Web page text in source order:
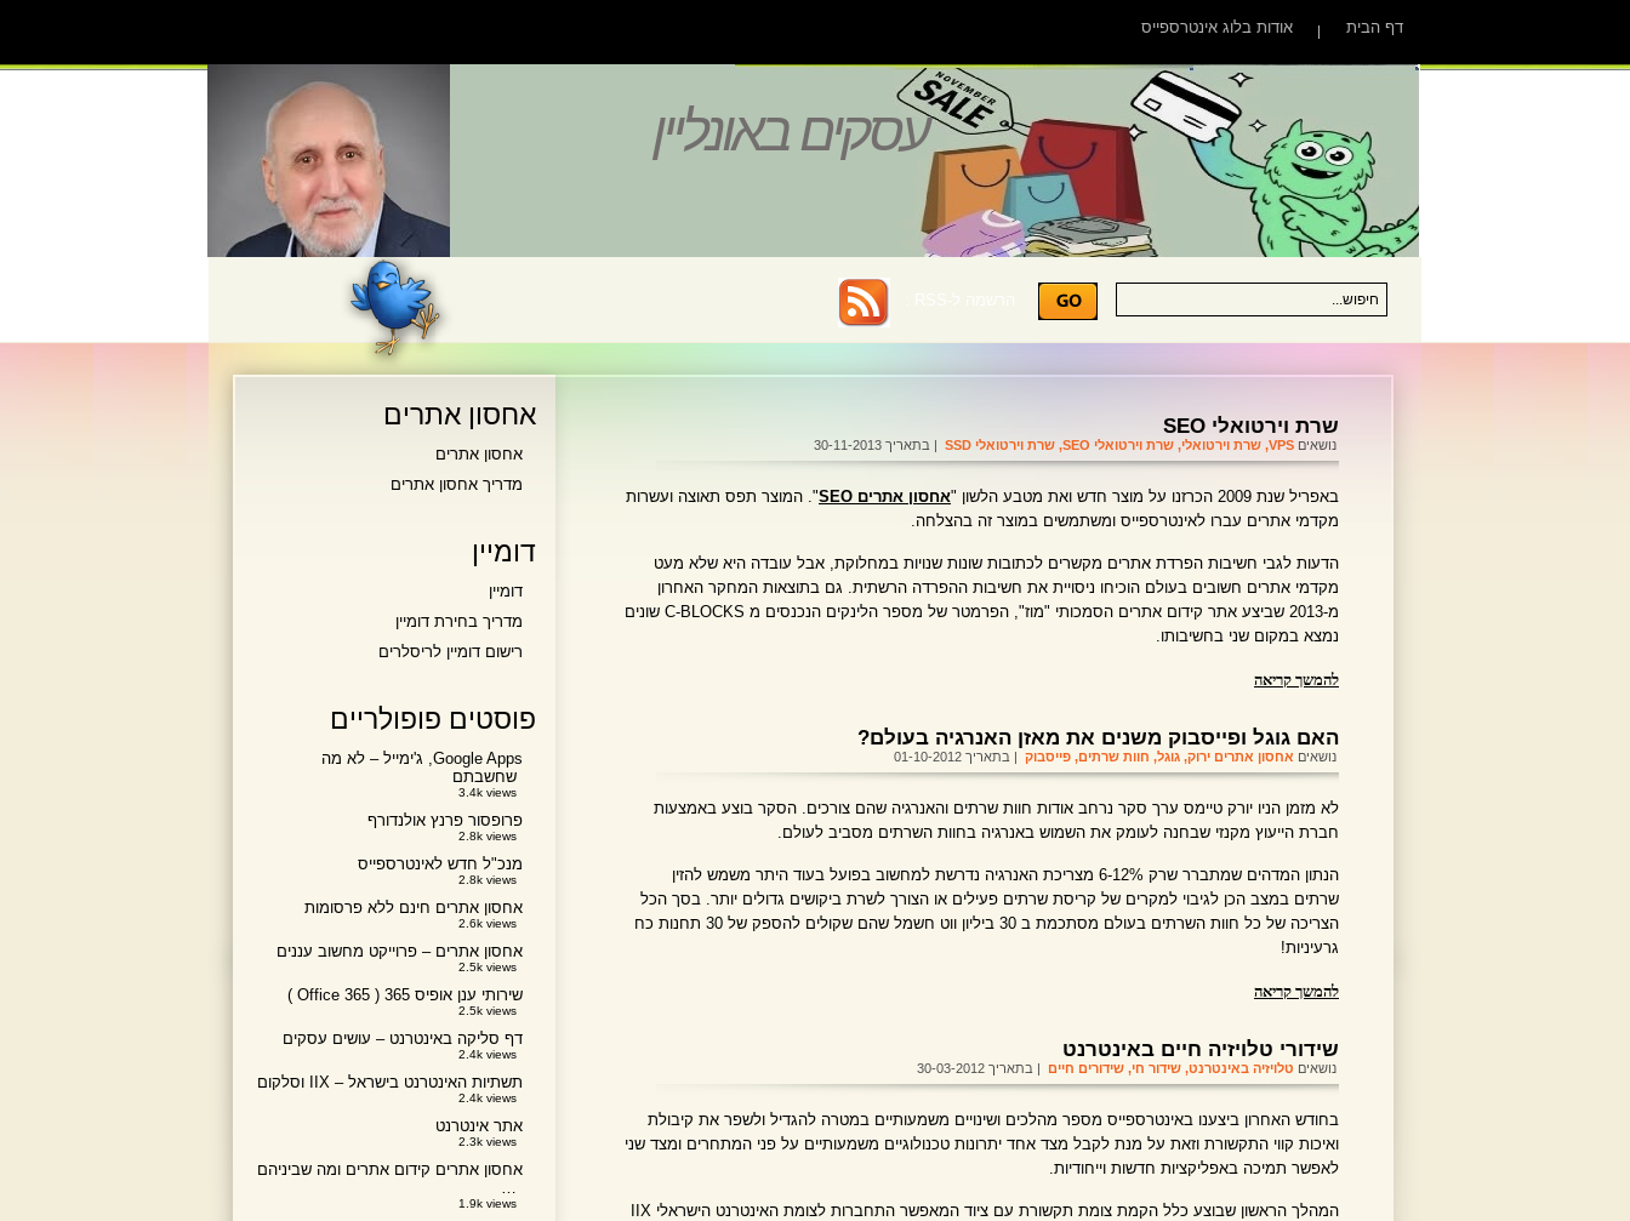
דף הבית אודות בלוג אינטרספייס
עסקים באונליין
שרת וירטואלי SEO
נושאים VPS
, שרת וירטואלי, שרת וירטואלי SEO , שרת וירטואלי SSD | בתאריך 30-11-2013
באפריל שנת 2009 הכרזנו על מוצר חדש ואת מטבע הלשון " אחסון אתרים SEO
". המוצר תפס תאוצה ועשרות
מקדמי אתרים עברו לאינטרספייס ומשתמשים במוצר זה בהצלחה.
הדעות לגבי חשיבות הפרדת אתרים מקשרים לכתובות שונות שנויות במחלוקת, אבל עובדה היא שלא מעט
מקדמי אתרים חשובים בעולם הוכיחו ניסויית את חשיבות ההפרדה הרשתית. גם בתוצאות המחקר האחרון
מ-2013 שביצע אתר קידום אתרים הסמכותי "מוז", הפרמטר של מספר הלינקים הנכנסים מ C-BLOCKS שונים
נמצא במקום שני בחשיבותו.
להמשך קריאה
האם גוגל ופייסבוק משנים את מאזן האנרגיה בעולם?
נושאים אחסון אתרים ירוק, גוגל, חוות שרתים, פייסבוק | בתאריך 01-10-2012
לא מזמן הניו יורק טיימס ערך סקר נרחב אודות חוות שרתים והאנרגיה שהם צורכים. הסקר בוצע באמצעות
חברת הייעוץ מקנזי שבחנה לעומק את השמוש באנרגיה בחוות השרתים מסביב לעולם.
הנתון המדהים שמתברר שרק 6-12% מצריכת האנרגיה נדרשת למחשוב בפועל בעוד היתר משמש להזין
שרתים במצב הכן לגיבוי למקרים של קריסת שרתים פעילים או הצורך לשרת ביקושים גדולים יותר. בסך הכל
הצריכה של כל חוות השרתים בעולם מסתכמת ב 30 ביליון ווט חשמל שהם שקולים להספק של 30 תחנות כח
גרעיניות!
להמשך קריאה
שידורי טלויזיה חיים באינטרנט
נושאים טלויזיה באינטרנט, שידור חי, שידורים חיים | בתאריך 30-03-2012
בחודש האחרון ביצענו באינטרספייס מספר מהלכים ושינויים משמעותיים במטרה להגדיל ולשפר את קיבולת
ואיכות קווי התקשורת וזאת על מנת לקבל מצד אחד יתרונות טכנולוגיים משמעותיים על פני המתחרים ומצד שני
לאפשר תמיכה באפליקציות חדשות וייחודיות.
המהלך הראשון שבוצע כלל הקמת צומת תקשורת עם ציוד המאפשר התחברות לצומת האינטרנט הישראלי IIX
אחסון אתרים
אחסון אתרים
מדריך אחסון אתרים
דומיין
דומיין
מדריך בחירת דומיין
רישום דומיין לריסלרים
פוסטים פופולריים
Google Apps, ג'ימייל – לא מה
שחשבתם
3.4k views
פרופסור פרנץ אולנדורף
2.8k views
מנכ"ל חדש לאינטרספייס
2.8k views
אחסון אתרים חינם ללא פרסומות
2.6k views
אחסון אתרים – פרוייקט מחשוב עננים
2.5k views
שירותי ענן אופיס 365 ( Office 365 )
2.5k views
דף סליקה באינטרנט – עושים עסקים
2.4k views
תשתיות האינטרנט בישראל – IIX וסלקום
2.4k views
אתר אינטרנט
2.3k views
אחסון אתרים קידום אתרים ומה שביניהם
…
1.9k views